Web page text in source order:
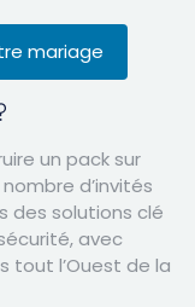
mariage
un pack sur
d’invités
des solutions clé
avec
tout l’Ouest de la